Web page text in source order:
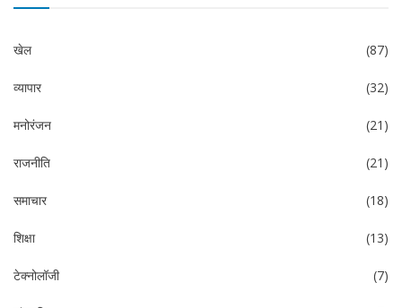
खेल (87)
व्यापार (32)
मनोरंजन (21)
राजनीति (21)
समाचार (18)
शिक्षा (13)
टेक्नोलॉजी (7)